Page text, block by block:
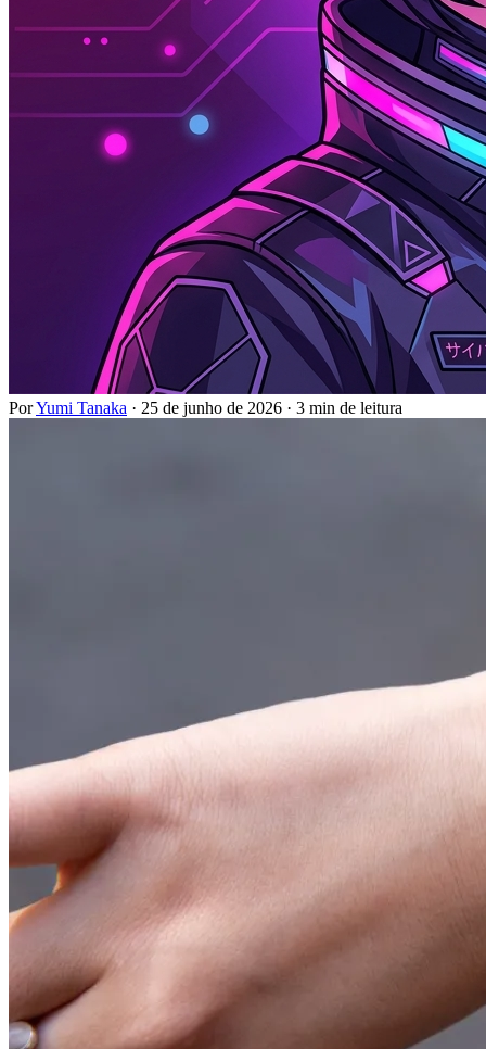
PorYumi Tanaka · 25 de junho de 2026 · 3 min de leitura